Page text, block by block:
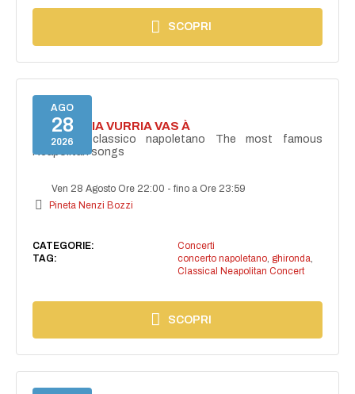
SCOPRI
AGO
28
2026
I'TE VURRIA VURRIA VAS À
Concerto classico napoletano The most famous
Neapolitan songs
Ven 28 Agosto Ore 22:00 -fino a Ore 23:59
Pineta Nenzi Bozzi
CATEGORIE:
Concerti
TAG:
concerto napoletano, ghironda
Classical Neapolitan Concert
SCOPRI